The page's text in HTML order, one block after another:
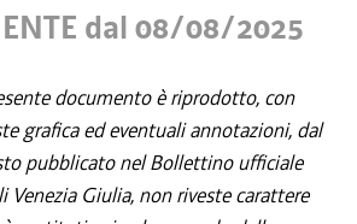
dal 08/08/2025
documento è riprodotto, con
grafica ed eventuali annotazioni, dal
pubblicato nel Bollettino ufficiale
Venezia Giulia, non riveste carattere